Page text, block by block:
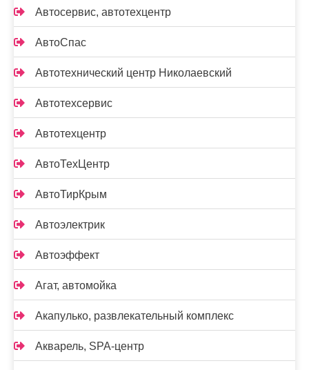
Автосервис, автотехцентр
АвтоСпас
Автотехнический центр Николаевский
Автотехсервис
Автотехцентр
АвтоТехЦентр
АвтоТирКрым
Автоэлектрик
Автоэффект
Агат, автомойка
Акапулько, развлекательный комплекс
Акварель, SPA-центр